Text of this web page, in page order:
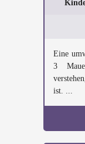
Eine
3
ist. ...